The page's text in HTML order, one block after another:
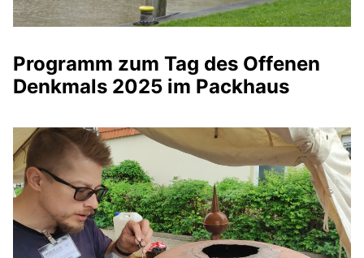
Programm zum Tag des Offenen
Denkmals 2025 im Packhaus